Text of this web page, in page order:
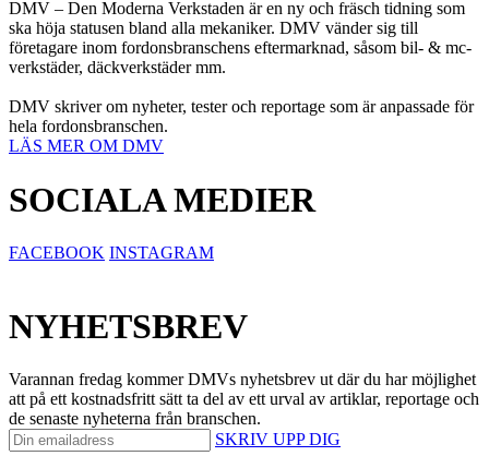
DMV – Den Moderna Verkstaden är en ny och fräsch tidning som
ska höja statusen bland alla mekaniker. DMV vänder sig till
företagare inom fordonsbranschens eftermarknad, såsom bil- & mc-
verkstäder, däckverkstäder mm.
DMV skriver om nyheter, tester och reportage som är anpassade för
hela fordonsbranschen.
LÄS MER OM DMV
SOCIALA MEDIER
FACEBOOK INSTAGRAM
NYHETSBREV
Varannan fredag kommer DMVs nyhetsbrev ut där du har möjlighet
att på ett kostnadsfritt sätt ta del av ett urval av artiklar, reportage och
de senaste nyheterna från branschen.
SKRIV UPP DIG